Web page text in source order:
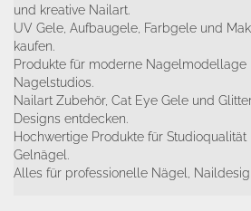
und kreative Nailart.
UV Gele, Aufbaugele, Farbgele und
kaufen.
Produkte für moderne Nagelmodellage
Nagelstudios.
Nailart Zubehör, Cat Eye Gele und
Designs entdecken.
Hochwertige Produkte für
Gelnägel.
Alles für professionelle Nägel,